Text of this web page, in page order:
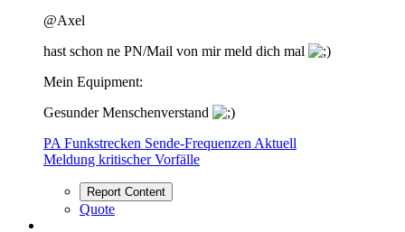
@Axel
hast schon ne PN/Mail von mir meld dich mal
Mein Equipment:
Gesunder Menschenverstand
PA Funkstrecken Sende-Frequenzen Aktuell
Meldung kritischer Vorfälle
Report Content
Quote